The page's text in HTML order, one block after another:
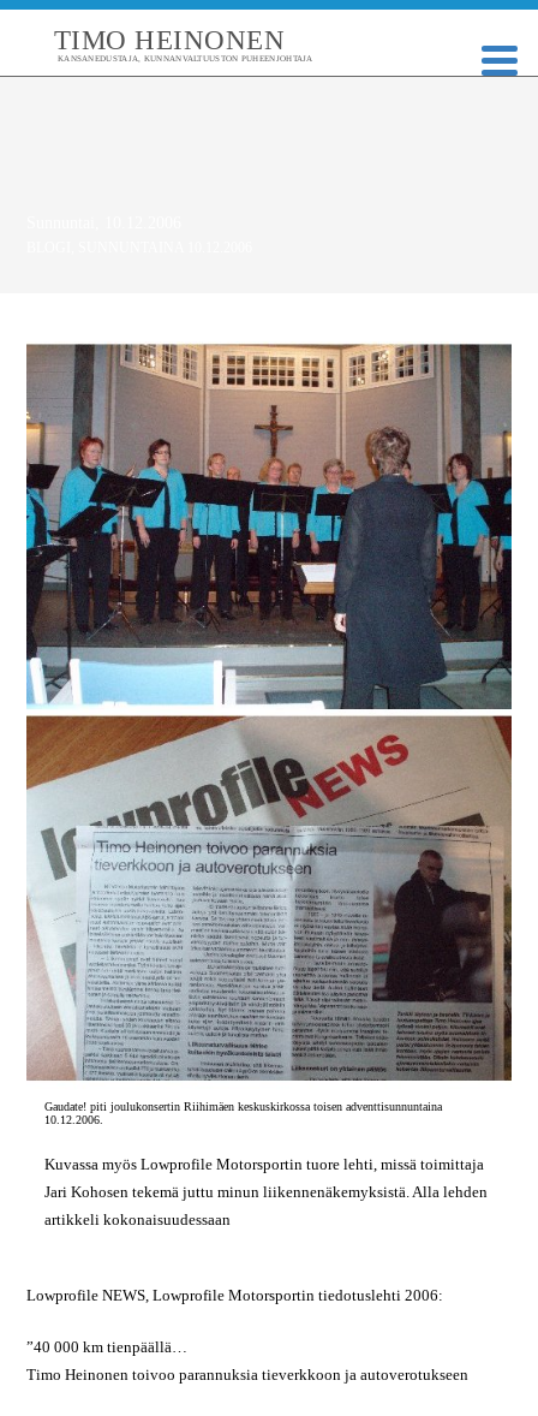
TIMO HEINONEN
KANSANEDUSTAJA, KUNNANVALTUUSTON PUHEENJOHTAJA
Gaudate! piti joulukonsertin Riihimäen keskuskirkossa toisen adventtisunnuntaina
10.12.2006.
Kuvassa myös Lowprofile Motorsportin tuore lehti, missä toimittaja
Jari Kohosen tekemä juttu minun liikennenäkemyksistä. Alla lehden
artikkeli kokonaisuudessaan
Lowprofile NEWS, Lowprofile Motorsportin tiedotuslehti 2006:
”40 000 km tienpäällä…
Timo Heinonen toivoo parannuksia tieverkkoon ja autoverotukseen